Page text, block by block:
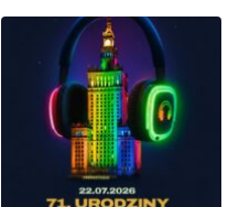
działo 2 sierpnia